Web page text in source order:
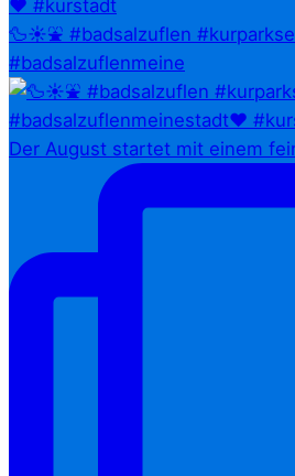
🦆☀️⛲ #badsalzuflen
#badsalzuflenmeine
Der August startet mit einem